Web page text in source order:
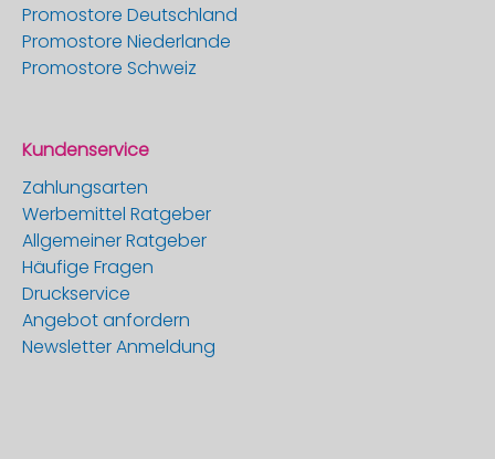
Promostore Deutschland
Promostore Niederlande
Promostore Schweiz
Kundenservice
Zahlungsarten
Werbemittel Ratgeber
Allgemeiner Ratgeber
Häufige Fragen
Druckservice
Angebot anfordern
Newsletter Anmeldung